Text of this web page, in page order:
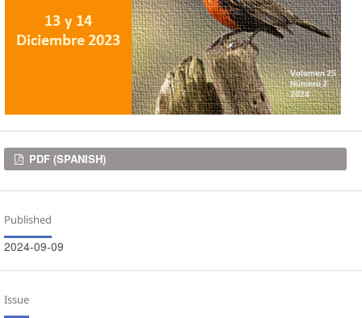
Downloads
PDF (SPANISH)
Published
2024-09-09
Issue